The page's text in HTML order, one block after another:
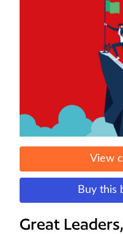
View
Buy this
Great